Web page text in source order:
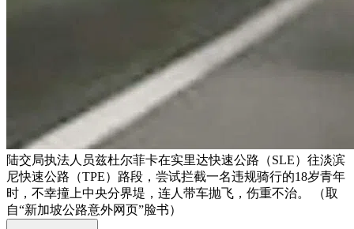
陆交局执法人员兹杜尔菲卡在实里达快速公路（SLE）往淡滨
尼快速公路（TPE）路段，尝试拦截一名违规骑行的18岁青年
时，不幸撞上中央分界堤，连人带车抛飞，伤重不治。 （取
自“新加坡公路意外网页”脸书）